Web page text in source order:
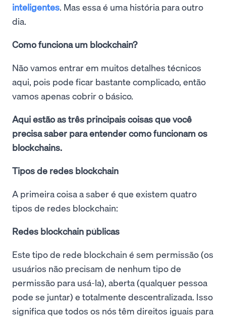
inteligentes. Mas essa é uma história para outro
dia.
Como funciona um blockchain?
Não vamos entrar em muitos detalhes técnicos
aqui, pois pode ficar bastante complicado, então
vamos apenas cobrir o básico.
Aqui estão as três principais coisas que você
precisa saber para entender como funcionam os
blockchains.
Tipos de redes blockchain
A primeira coisa a saber é que existem quatro
tipos de redes blockchain:
Redes blockchain públicas
Este tipo de rede blockchain é sem permissão (os
usuários não precisam de nenhum tipo de
permissão para usá-la), aberta (qualquer pessoa
pode se juntar) e totalmente descentralizada. Isso
significa que todos os nós têm direitos iguais para